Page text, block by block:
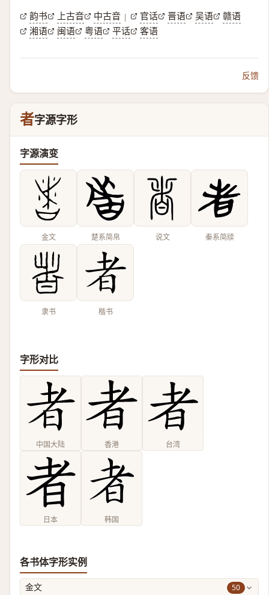
韵书 上古音 中古音 | 官话 晋语 吴语
赣语
湘语
闽语 粤语 平话 客语
反馈
者字源字形
字源演变
金文 楚系简帛 说文 秦系简牍
隶书 楷书
字形对比
中国大陆 香港 台湾
日本 韩国
各书体字形实例
金文 50